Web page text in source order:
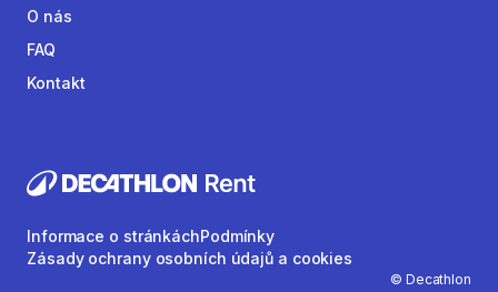
O nás
FAQ
Kontakt
© Decathlon
Informace o stránkáchPodmínky
Zásady ochrany osobních údajů a cookies